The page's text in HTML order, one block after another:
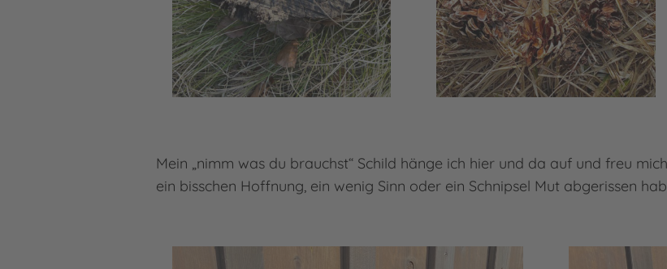
Mein „nimm was du brauchst“ Schild hänge ich hier und da auf und freu
ein bisschen Hoffnung, ein wenig Sinn oder ein Schnipsel Mut abgerissen